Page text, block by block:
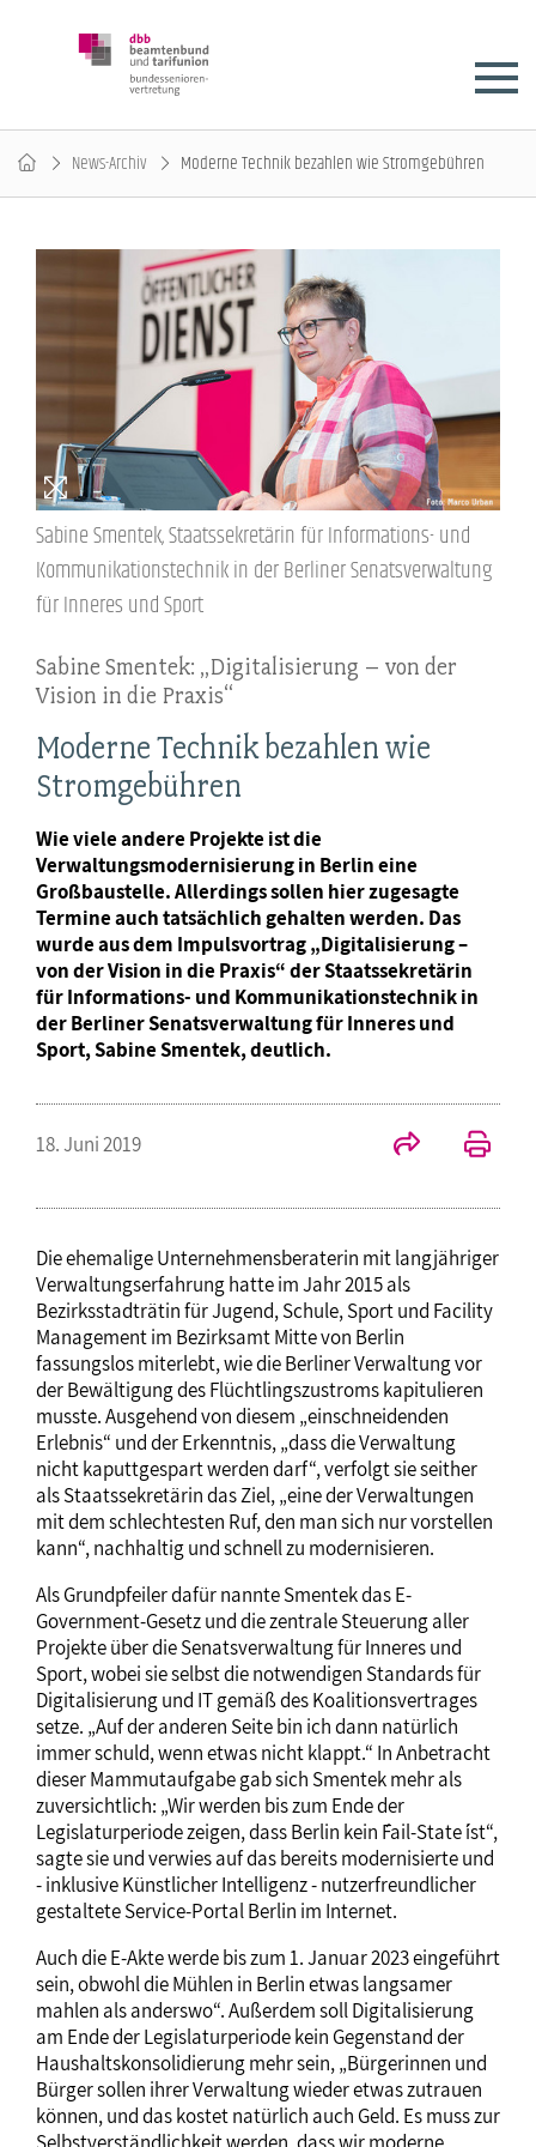
News-Archiv Moderne Technik bezahlen wie Stromgebühren
Sabine Smentek, Staatssekretärin für Informations- und
Kommunikationstechnik in der Berliner Senatsverwaltung
für Inneres und Sport
Sabine Smentek: „Digitalisierung – von der
Vision in die Praxis“
Moderne Technik bezahlen wie
Stromgebühren
Wie viele andere Projekte ist die
Verwaltungsmodernisierung in Berlin eine
Großbaustelle. Allerdings sollen hier zugesagte
Termine auch tatsächlich gehalten werden. Das
wurde aus dem Impulsvortrag „Digitalisierung –
von der Vision in die Praxis“ der Staatssekretärin
für Informations- und Kommunikationstechnik in
der Berliner Senatsverwaltung für Inneres und
Sport, Sabine Smentek, deutlich.
18. Juni 2019
Die ehemalige Unternehmensberaterin mit langjähriger
Verwaltungserfahrung hatte im Jahr 2015 als
Bezirksstadträtin für Jugend, Schule, Sport und Facility
Management im Bezirksamt Mitte von Berlin
fassungslos miterlebt, wie die Berliner Verwaltung vor
der Bewältigung des Flüchtlingszustroms kapitulieren
musste. Ausgehend von diesem „einschneidenden
Erlebnis“ und der Erkenntnis, „dass die Verwaltung
nicht kaputtgespart werden darf“, verfolgt sie seither
als Staatssekretärin das Ziel, „eine der Verwaltungen
mit dem schlechtesten Ruf, den man sich nur vorstellen
kann“, nachhaltig und schnell zu modernisieren.
Als Grundpfeiler dafür nannte Smentek das E-
Government-Gesetz und die zentrale Steuerung aller
Projekte über die Senatsverwaltung für Inneres und
Sport, wobei sie selbst die notwendigen Standards für
Digitalisierung und IT gemäß des Koalitionsvertrages
setze. „Auf der anderen Seite bin ich dann natürlich
immer schuld, wenn etwas nicht klappt.“ In Anbetracht
dieser Mammutaufgabe gab sich Smentek mehr als
zuversichtlich: „Wir werden bis zum Ende der
Legislaturperiode zeigen, dass Berlin kein ´Fail-State´ ist“,
sagte sie und verwies auf das bereits modernisierte und
- inklusive Künstlicher Intelligenz - nutzerfreundlicher
gestaltete Service-Portal Berlin im Internet.
Auch die E-Akte werde bis zum 1. Januar 2023 eingeführt
sein, obwohl die Mühlen in Berlin etwas langsamer
mahlen als anderswo“. Außerdem soll Digitalisierung
am Ende der Legislaturperiode kein Gegenstand der
Haushaltskonsolidierung mehr sein, „Bürgerinnen und
Bürger sollen ihrer Verwaltung wieder etwas zutrauen
können, und das kostet natürlich auch Geld. Es muss zur